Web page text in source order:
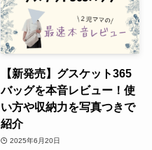
【新発売】グスケット365
バッグを本音レビュー！使
い方や収納力を写真つきで
紹介
2025年6月20日